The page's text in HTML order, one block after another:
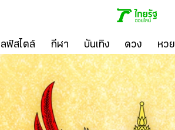
ลฟ์สไตล์ กีฬา บันเทิง ดวง หวย